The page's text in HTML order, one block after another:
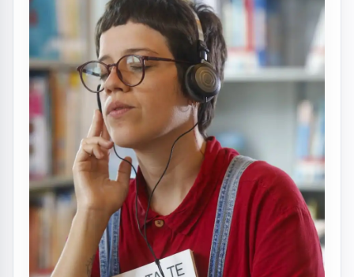
FOTO: AQUIVALE/IMAGENS
Poesia que se ouve, se vê e se sente. É com
essa proposta que chega a São José dos
Campos, neste sábado (23), o livro
Liberte-